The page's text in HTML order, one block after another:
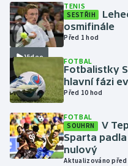
Gymnastika
Házená
Jezdectví
Judo
Krasobruslení
Video
TENIS
SESTŘIH
osmifinále
Před 1 hod
FOTBAL
Fotbalistky
hlavní fázi
Před 10 hod
FOTBAL
SOUHRN
V
Sparta
nulový
Aktualizováno před